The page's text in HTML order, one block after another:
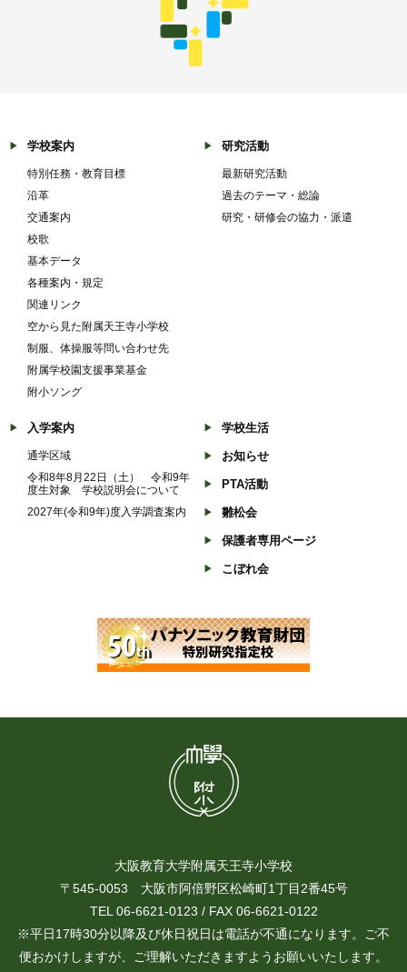
学校案内
特別任務・教育目標
沿革
交通案内
校歌
基本データ
各種案内・規定
関連リンク
空から見た附属天王寺小学校
制服、体操服等問い合わせ先
附属学校園支援事業基金
附小ソング
研究活動
最新研究活動
過去のテーマ・総論
研究・研修会の協力・派遣
入学案内
通学区域
令和8年8月22日（土） 令和9年
度生対象 学校説明会について
2027年(令和9年)度入学調査案内
学校生活
お知らせ
PTA活動
雛松会
保護者専用ページ
こぼれ会
大阪教育大学附属天王寺小学校
〒545-0053 大阪市阿倍野区松崎町1丁目2番45号
TEL 06-6621-0123 / FAX 06-6621-0122
※平日17時30分以降及び休日祝日は電話が不通になります。ご不
便おかけしますが、ご理解いただきますようお願いいたします。